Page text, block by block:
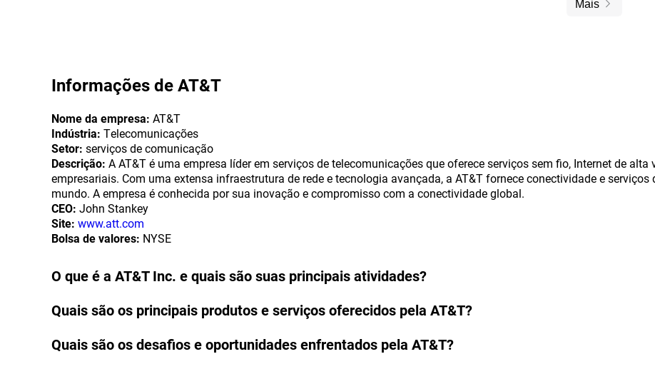
Mais
Informações deAT&T
Nome da empresa: AT&T
Indústria: Telecomunicações
Setor: serviços de comunicação
Descrição: A AT&T é uma empresa líder em serviços de telecomunicações que oferece serviços sem fio, Internet de
empresariais. Com uma extensa infraestrutura de rede e tecnologia avançada, a AT&T fornece conectividade e
mundo. A empresa é conhecida por sua inovação e compromisso com a conectividade global.
CEO: John Stankey
Site: www.att.com
Bolsa de valores: NYSE
O que é a AT&T Inc. e quais são suas principais atividades?
Quais são os principais produtos e serviços oferecidos pela AT&T?
Quais são os desafios e oportunidades enfrentados pela AT&T?